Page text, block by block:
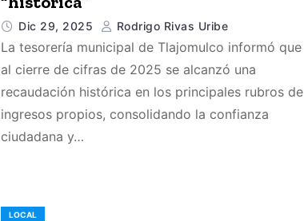
Dic 29, 2025 Rodrigo Rivas Uribe
La tesorería municipal de Tlajomulco informó que
al cierre de cifras de 2025 se alcanzó una
recaudación histórica en los principales rubros de
ingresos propios, consolidando la confianza
ciudadana y…
LOCAL